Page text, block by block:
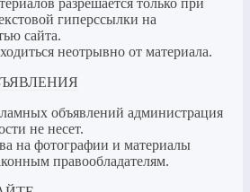
гиперссылки на
сайта.
неотрывно от материала.
объявлений администрация
не несет.
на фотографии и материалы
правообладателям.